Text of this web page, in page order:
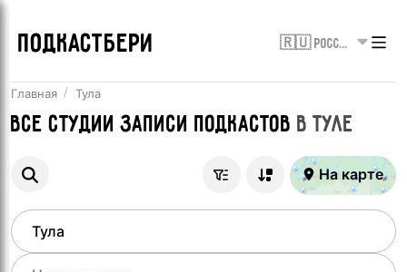
ПОДКАСТБЕРИ 🇷🇺 Россия
Главная Тула
ВсеСтудии записи подкастов вТуле
На карте